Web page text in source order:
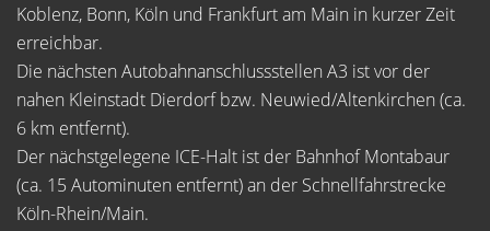
Koblenz, Bonn, Köln und Frankfurt am Main in kurzer Zeit
erreichbar.
Die nächsten Autobahnanschlussstellen A3 ist vor der
nahen Kleinstadt Dierdorf bzw. Neuwied/Altenkirchen (ca.
6 km entfernt).
Der nächstgelegene ICE-Halt ist der Bahnhof Montabaur
(ca. 15 Autominuten entfernt) an der Schnellfahrstrecke
Köln-Rhein/Main.